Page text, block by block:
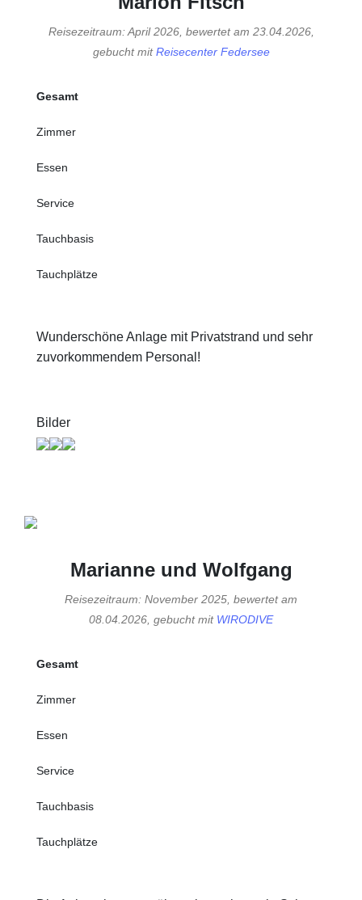
Reisezeitraum: April 2026, bewertet am 23.04.2026,
gebucht mitReisecenter Federsee
Gesamt
Zimmer
Essen
Service
Tauchbasis
Tauchplätze
Wunderschöne Anlage mit Privatstrand und sehr
zuvorkommendem Personal!
Bilder
Marianne und Wolfgang
Reisezeitraum: November 2025, bewertet am
08.04.2026, gebucht mit WIRODIVE
Gesamt
Zimmer
Essen
Service
Tauchbasis
Tauchplätze